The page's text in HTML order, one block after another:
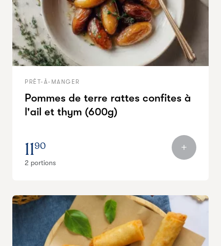
PRÊT-À-MANGER
Pommes de terre rattes confites à
l'ail et thym (600g)
1190
2 portions